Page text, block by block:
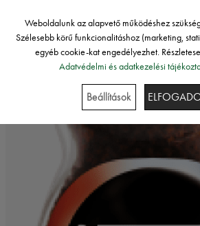
Weboldalunk az alapvető működéshez
Szélesebb körű funkcionalitáshoz (marketing,
egyéb cookie-kat engedélyezhet.
Adatvédelmi és adatkezelési
Beállítások